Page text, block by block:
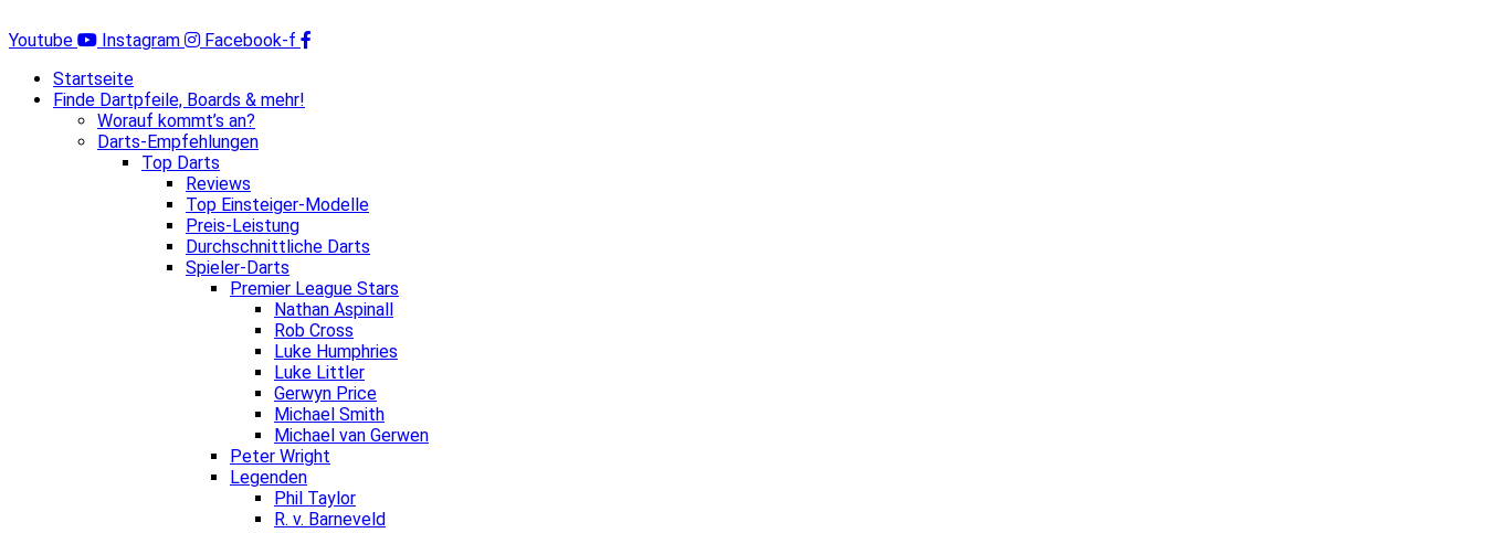
Inhalt
Youtube Instagram
Facebook-f
Startseite
Finde Dartpfeile, Boards & mehr!
Worauf kommt’s an?
Darts-Empfehlungen
Top Darts
Reviews
Top Einsteiger-Modelle
Preis-Leistung
Durchschnittliche Darts
Spieler-Darts
Premier League Stars
Nathan Aspinall
Rob Cross
Luke Humphries
Luke Littler
Gerwyn Price
Michael Smith
Michael van Gerwen
Peter Wright
Legenden
Phil Taylor
R. v. Barneveld